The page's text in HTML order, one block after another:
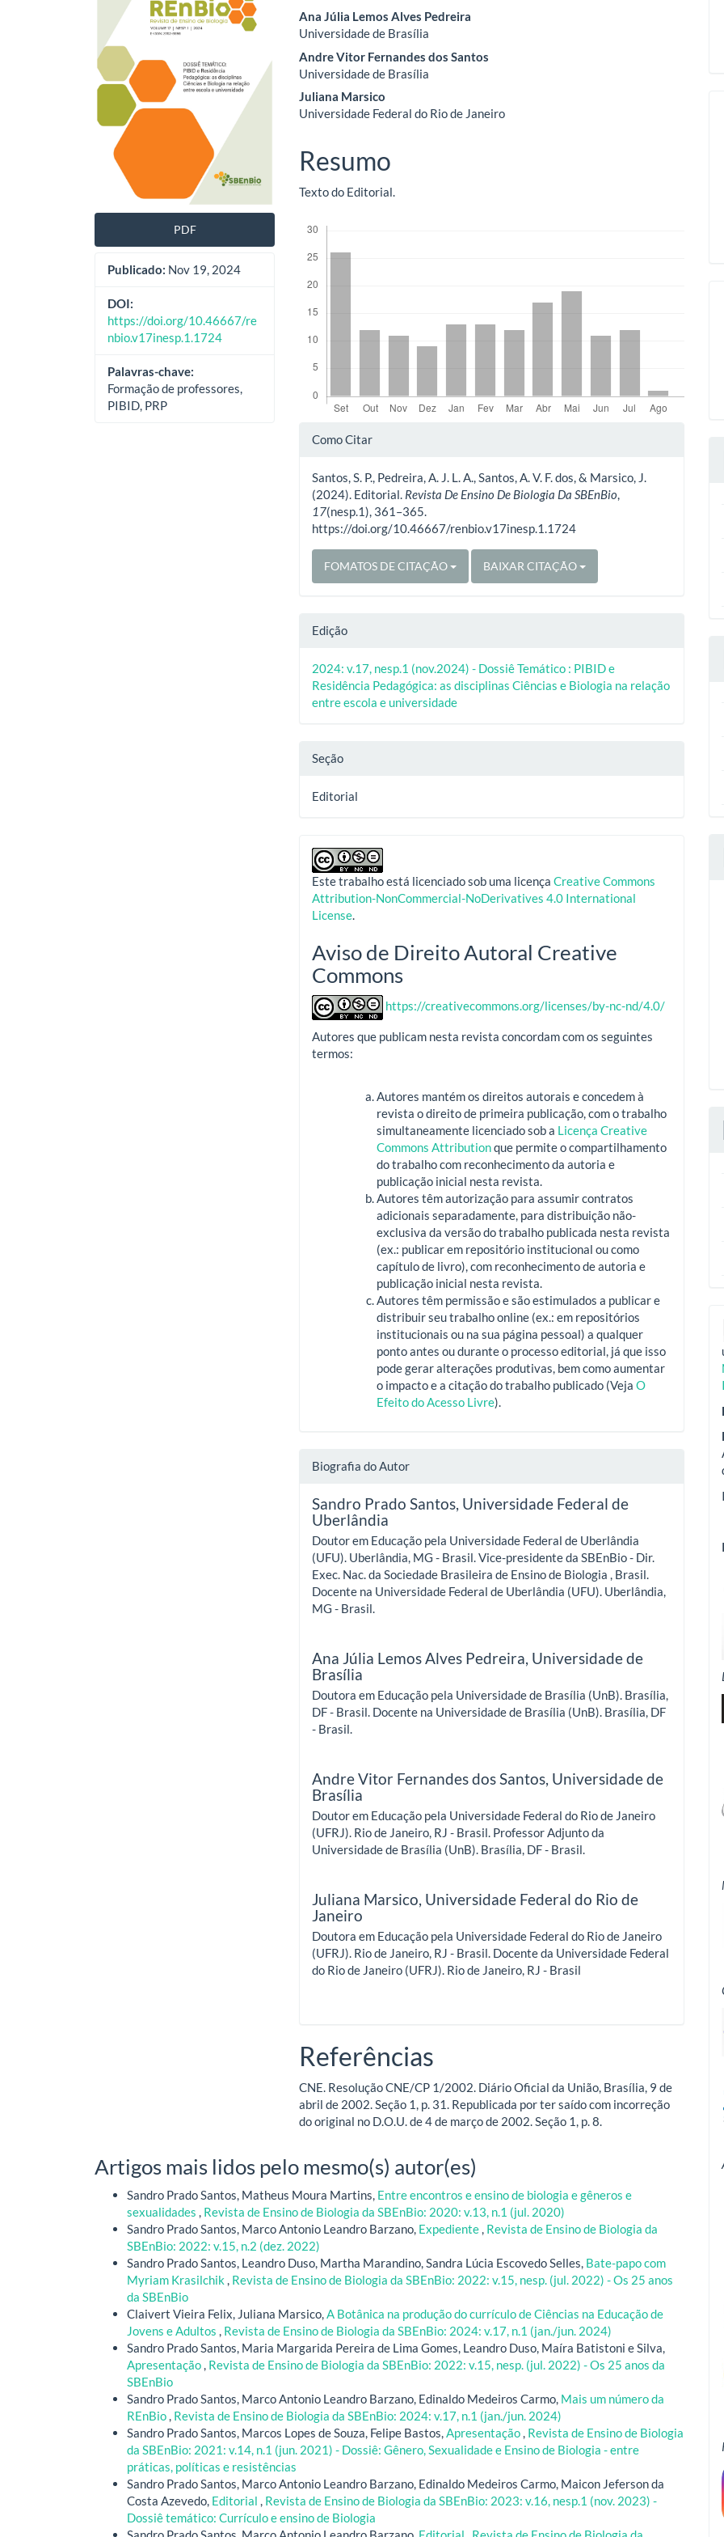
lateral
de
artigos
PDF
Publicado: Nov 19, 2024
DOI:
https://doi.org/10.46667/re
nbio.v17inesp.1.1724
Palavras-chave:
Formação de professores,
PIBID, PRP
do
artigo
principal
Ana Júlia Lemos Alves Pedreira
Universidade de Brasília
Andre Vitor Fernandes dos Santos
Universidade de Brasília
Juliana Marsico
Universidade Federal do Rio de Janeiro
Resumo
Texto do Editorial.
Detalhes
artigo
Como Citar
Santos, S. P., Pedreira, A. J. L. A., Santos, A. V. F. dos, & Marsico, J.
(2024). Editorial. Revista De Ensino De Biologia Da SBEnBio,
17(nesp.1), 361–365.
https://doi.org/10.46667/renbio.v17inesp.1.1724
FOMATOS DE CITAÇÃO BAIXAR CITAÇÃO
Edição
2024: v.17, nesp.1 (nov.2024) - Dossiê Temático : PIBID e
Residência Pedagógica: as disciplinas Ciências e Biologia na relação
entre escola e universidade
Seção
Editorial
Este trabalho está licenciado sob uma licençaCreative Commons
Attribution-NonCommercial-NoDerivatives 4.0 International
License.
Aviso de Direito Autoral Creative
Commons
https://creativecommons.org/licenses/by-nc-nd/4.0/
Autores que publicam nesta revista concordam com os seguintes
termos:
Autores mantém os direitos autorais e concedem à
revista o direito de primeira publicação, com o trabalho
simultaneamente licenciado sob a Licença Creative
Commons Attributionque permite o compartilhamento
do trabalho com reconhecimento da autoria e
publicação inicial nesta revista.
Autores têm autorização para assumir contratos
adicionais separadamente, para distribuição não-
exclusiva da versão do trabalho publicada nesta revista
(ex.: publicar em repositório institucional ou como
capítulo de livro), com reconhecimento de autoria e
publicação inicial nesta revista.
Autores têm permissão e são estimulados a publicar e
distribuir seu trabalho online (ex.: em repositórios
institucionais ou na sua página pessoal) a qualquer
ponto antes ou durante o processo editorial, já que isso
pode gerar alterações produtivas, bem como aumentar
o impacto e a citação do trabalho publicado (VejaO
Efeito do Acesso Livre).
Biografia do Autor
Sandro Prado Santos, Universidade Federal de
Uberlândia
Doutor em Educação pela Universidade Federal de Uberlândia
(UFU). Uberlândia, MG - Brasil. Vice-presidente da SBEnBio - Dir.
Exec. Nac. da Sociedade Brasileira de Ensino de Biologia , Brasil.
Docente na Universidade Federal de Uberlândia (UFU). Uberlândia,
MG - Brasil.
Ana Júlia Lemos Alves Pedreira, Universidade de
Brasília
Doutora em Educação pela Universidade de Brasília (UnB). Brasília,
DF - Brasil. Docente na Universidade de Brasília (UnB). Brasília, DF
- Brasil.
Andre Vitor Fernandes dos Santos, Universidade de
Brasília
Doutor em Educação pela Universidade Federal do Rio de Janeiro
(UFRJ). Rio de Janeiro, RJ - Brasil. Professor Adjunto da
Universidade de Brasília (UnB). Brasília, DF - Brasil.
Juliana Marsico, Universidade Federal do Rio de
Janeiro
Doutora em Educação pela Universidade Federal do Rio de Janeiro
(UFRJ). Rio de Janeiro, RJ - Brasil. Docente da Universidade Federal
do Rio de Janeiro (UFRJ). Rio de Janeiro, RJ - Brasil
Referências
CNE. Resolução CNE/CP 1/2002. Diário Oficial da União, Brasília, 9 de
abril de 2002. Seção 1, p. 31. Republicada por ter saído com incorreção
do original no D.O.U. de 4 de março de 2002. Seção 1, p. 8.
Artigos mais lidos pelo mesmo(s) autor(es)
Sandro Prado Santos, Matheus Moura Martins, Entre encontros e ensino de biologia e gêneros e
sexualidades
Revista de Ensino de Biologia da SBEnBio: 2020: v.13, n.1 (jul. 2020)
Sandro Prado Santos, Marco Antonio Leandro Barzano, Expediente Revista de Ensino de Biologia da
SBEnBio: 2022: v.15, n.2 (dez. 2022)
Sandro Prado Santos, Leandro Duso, Martha Marandino, Sandra Lúcia Escovedo Selles, Bate-papo com
Myriam Krasilchik Revista de Ensino de Biologia da SBEnBio: 2022: v.15, nesp. (jul. 2022) - Os 25 anos
da SBEnBio
Claivert Vieira Felix, Juliana Marsico, A Botânica na produção do currículo de Ciências na Educação de
Jovens e Adultos
Revista de Ensino de Biologia da SBEnBio: 2024: v.17, n.1 (jan./jun. 2024)
Sandro Prado Santos, Maria Margarida Pereira de Lima Gomes, Leandro Duso, Maíra Batistoni e Silva,
Apresentação Revista de Ensino de Biologia da SBEnBio: 2022: v.15, nesp. (jul. 2022) - Os 25 anos da
SBEnBio
Sandro Prado Santos, Marco Antonio Leandro Barzano, Edinaldo Medeiros Carmo, Mais um número da
REnBio Revista de Ensino de Biologia da SBEnBio: 2024: v.17, n.1 (jan./jun. 2024)
Sandro Prado Santos, Marcos Lopes de Souza, Felipe Bastos, Apresentação Revista de Ensino de Biologia
da SBEnBio: 2021: v.14, n.1 (jun. 2021) - Dossiê: Gênero, Sexualidade e Ensino de Biologia - entre
práticas, políticas e resistências
Sandro Prado Santos, Marco Antonio Leandro Barzano, Edinaldo Medeiros Carmo, Maicon Jeferson da
Costa Azevedo, Editorial
Revista de Ensino de Biologia da SBEnBio: 2023: v.16, nesp.1 (nov. 2023) -
Dossiê temático: Currículo e ensino de Biologia